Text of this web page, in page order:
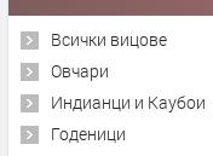
Всички вицове
Овчари
Индианци и Каубои
Годеници